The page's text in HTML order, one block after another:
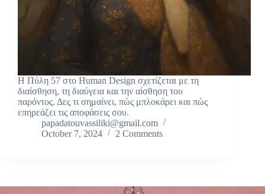
Η Πύλη 57 στο Human Design σχετίζεται με τη
διαίσθηση, τη διαύγεια και την αίσθηση του
παρόντος. Δες τι σημαίνει, πώς μπλοκάρει και πώς
επηρεάζει τις αποφάσεις σου.
papadatouvassiliki@gmail.com
October 7, 2024
2 Comments